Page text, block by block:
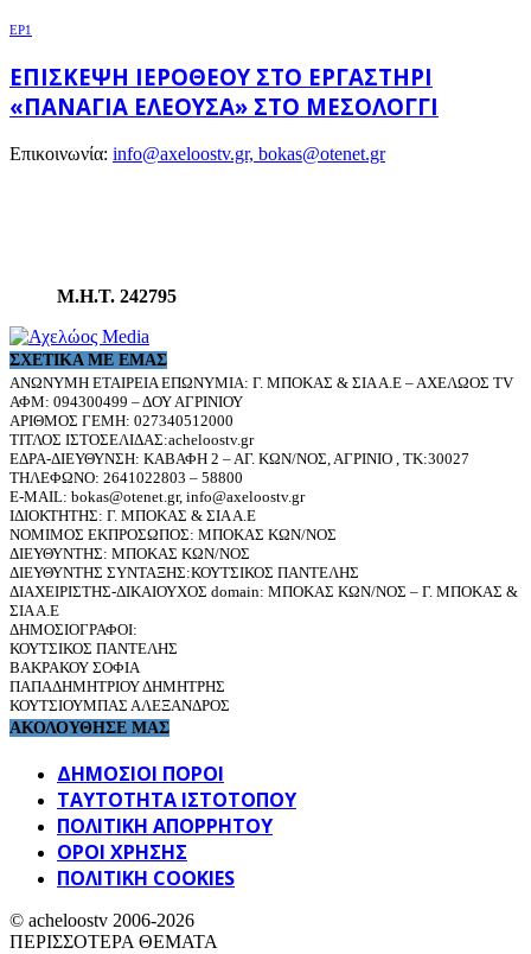
EP1
ΕΠΊΣΚΕΨΗ ΙΕΡΌΘΕΟΥ ΣΤΟ ΕΡΓΑΣΤΉΡΙ
«ΠΑΝΑΓΊΑ ΕΛΕΟΎΣΑ» ΣΤΟ ΜΕΣΟΛΌΓΓΙ
Επικοινωνία: info@axeloostv.gr, bokas@otenet.gr
Μ.Η.Τ. 242795
ΣΧΕΤΙΚΆ ΜΕ ΕΜΆΣ
ΑΝΩΝΥΜΗ ΕΤΑΙΡΕΙΑ ΕΠΩΝΥΜΙΑ: Γ. ΜΠΟΚΑΣ & ΣΙΑ Α.Ε – ΑΧΕΛΩΟΣ TV
ΑΦΜ: 094300499 – ΔΟΥ ΑΓΡΙΝΙΟΥ
ΑΡΙΘΜΟΣ ΓΕΜΗ: 027340512000
ΤΙΤΛΟΣ ΙΣΤΟΣΕΛΙΔΑΣ:acheloostv.gr
ΕΔΡΑ-ΔΙΕΥΘΥΝΣΗ: ΚΑΒΑΦΗ 2 – ΑΓ. ΚΩΝ/ΝΟΣ, ΑΓΡΙΝΙΟ , ΤΚ:30027
ΤΗΛΕΦΩΝΟ: 2641022803 – 58800
E-MAIL: bokas@otenet.gr, info@axeloostv.gr
ΙΔΙΟΚΤΗΤΗΣ: Γ. ΜΠΟΚΑΣ & ΣΙΑ Α.Ε
ΝΟΜΙΜΟΣ ΕΚΠΡΟΣΩΠΟΣ: ΜΠΟΚΑΣ ΚΩΝ/ΝΟΣ
ΔΙΕΥΘΥΝΤΗΣ: ΜΠΟΚΑΣ ΚΩΝ/ΝΟΣ
ΔΙΕΥΘΥΝΤΗΣ ΣΥΝΤΑΞΗΣ:ΚΟΥΤΣΙΚΟΣ ΠΑΝΤΕΛΗΣ
ΔΙΑΧΕΙΡΙΣΤΗΣ-ΔΙΚΑΙΟΥΧΟΣ domain: ΜΠΟΚΑΣ ΚΩΝ/ΝΟΣ – Γ. ΜΠΟΚΑΣ &
ΣΙΑ Α.Ε
ΔΗΜΟΣΙΟΓΡΑΦΟΙ:
ΚΟΥΤΣΙΚΟΣ ΠΑΝΤΕΛΗΣ
ΒΑΚΡΑΚΟΥ ΣΟΦΙΑ
ΠΑΠΑΔΗΜΗΤΡΙΟΥ ΔΗΜΗΤΡΗΣ
ΚΟΥΤΣΙΟΥΜΠΑΣ ΑΛΕΞΑΝΔΡΟΣ
ΑΚΟΛΟΥΘΗΣΕ ΜΑΣ
ΔΗΜΟΣΙΟΙ ΠΟΡΟΙ
ΤΑΥΤΌΤΗΤΑ ΙΣΤΌΤΟΠΟΥ
ΠΟΛΙΤΙΚΉ ΑΠΟΡΡΉΤΟΥ
ΌΡΟΙ ΧΡΉΣΗΣ
ΠΟΛΙΤΙΚΗ COOKIES
© acheloostv 2006-2026
ΠΕΡΙΣΣΟΤΕΡΑ ΘΕΜΑΤΑ